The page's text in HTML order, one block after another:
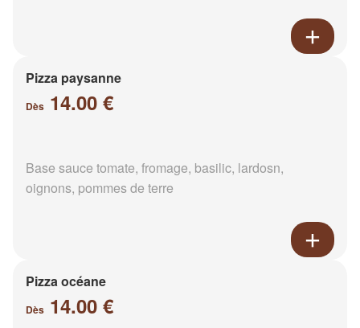
Pizza paysanne
Dès 14.00 €
Base sauce tomate, fromage, basilic, lardosn,
oignons, pommes de terre
Pizza océane
Dès 14.00 €